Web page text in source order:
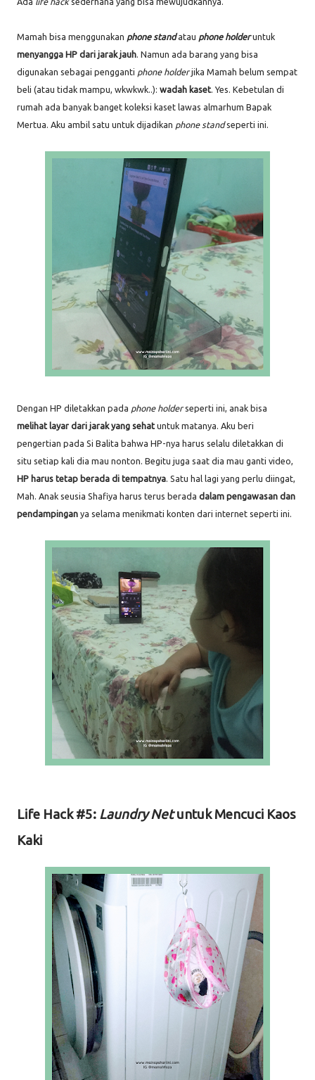
Mamah bisa menggunakan phone standatau phone holderuntuk
menyangga HP dari jarak jauh . Namun ada barang yang bisa
digunakan sebagai pengganti phone holderjika Mamah belum sempat
beli (atau tidak mampu, wkwkwk..): wadah kaset . Yes. Kebetulan di
rumah ada banyak banget koleksi kaset lawas almarhum Bapak
Mertua. Aku ambil satu untuk dijadikan phone standseperti ini.
Dengan HP diletakkan pada phone holderseperti ini, anak bisa
melihat layar dari jarak yang sehat untuk matanya. Aku beri
pengertian pada Si Balita bahwa HP-nya harus selalu diletakkan di
situ setiap kali dia mau nonton. Begitu juga saat dia mau ganti video,
HP harus tetap berada di tempatnya . Satu hal lagi yang perlu diingat,
Mah. Anak seusia Shafiya harus terus berada dalam pengawasan dan
pendampingan ya selama menikmati konten dari internet seperti ini.
Life Hack #5: Laundry Netuntuk Mencuci Kaos
Kaki